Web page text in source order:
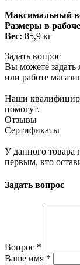
Максимальный
Размеры в
Вес: 85,9 кг
Задать вопрос
Вы можете задать
или работе
Наши
помогут.
Отзывы
Сертификаты
У данного товара
первым, кто
Задать вопрос
Вопрос *
Ваше имя *